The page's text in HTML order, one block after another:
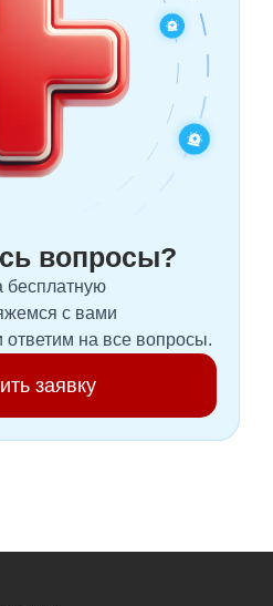
вопросы?
бесплатную
с вами
на все вопросы.
заявку